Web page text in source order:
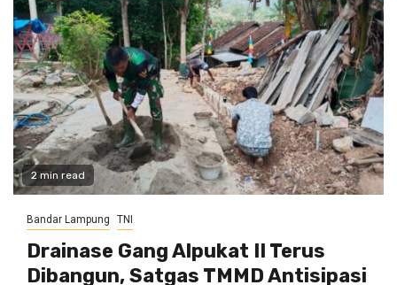
2 min read
Bandar Lampung TNI
Drainase Gang Alpukat II Terus
Dibangun, Satgas TMMD Antisipasi